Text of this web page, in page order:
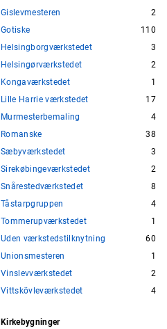
Gislevmesteren
2
Gotiske
110
Helsingborgværkstedet
3
Helsingørværkstedet
2
Kongaværkstedet
1
Lille Harrie værkstedet
17
Murmesterbemaling
4
Romanske
38
Sæbyværkstedet
3
Sirekøbingeværkstedet
2
Snårestedværkstedet
8
Tåstarpgruppen
4
Tommerupværkstedet
1
Uden værkstedstilknytning
60
Unionsmesteren
1
Vinslevværkstedet
2
Vittskövleværkstedet
4
Kirkebygninger